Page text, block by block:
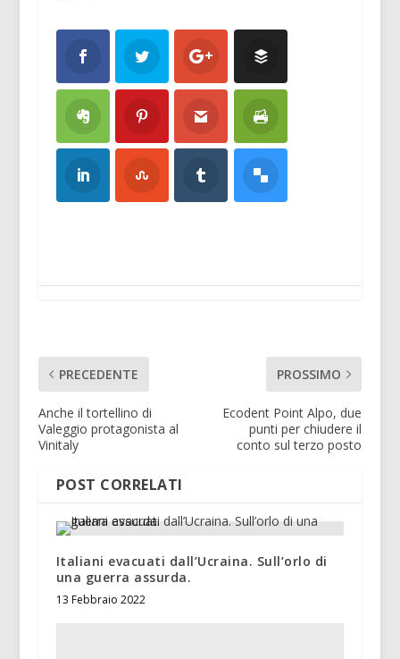
PRECEDENTE
Anche il tortellino di
Valeggio protagonista al
Vinitaly
PROSSIMO
Ecodent Point Alpo, due
punti per chiudere il
conto sul terzo posto
POST CORRELATI
Italiani evacuati dall’Ucraina. Sull’orlo di
una guerra assurda.
13 Febbraio 2022